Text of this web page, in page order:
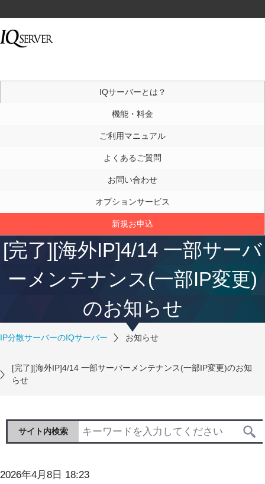
IQサーバーとは？
機能・料金
ご利用マニュアル
よくあるご質問
お問い合わせ
オプションサービス
新規お申込
[完了][海外IP]4/14 一部サーバ
ーメンテナンス(一部IP変更)
のお知らせ
IP分散サーバーのIQサーバー お知らせ
[完了][海外IP]4/14 一部サーバーメンテナンス(一部IP変更)のお知
らせ
サイト内検索
2026年4月8日 18:23